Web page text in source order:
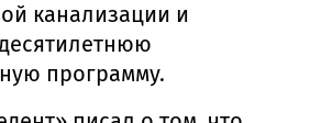
канализации и
программу.